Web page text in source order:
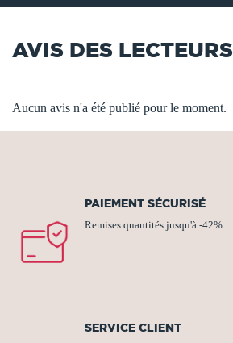
AVIS DES LECTEURS
Aucun avis n'a été publié pour le moment.
PAIEMENT SÉCURISÉ
Remises quantités jusqu'à -42%
SERVICE CLIENT